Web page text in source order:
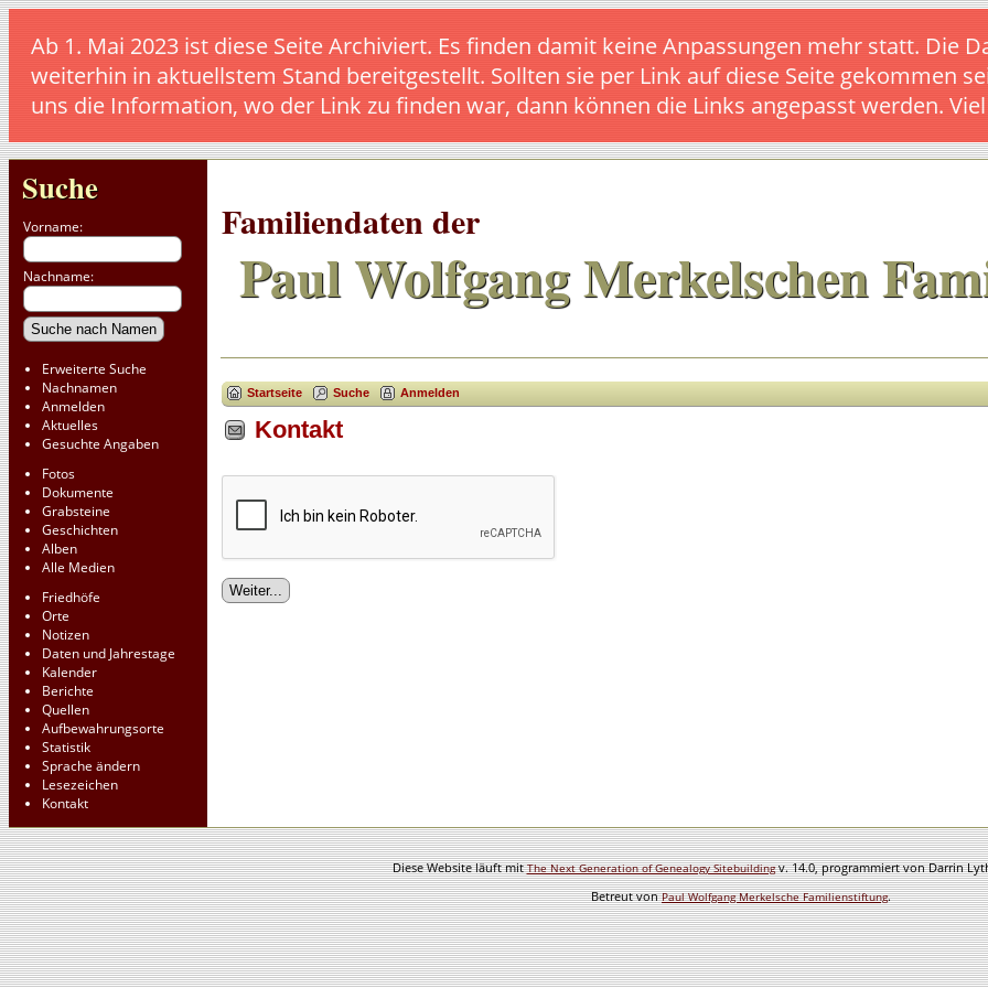
Ab 1. Mai 2023 ist diese Seite Archiviert. Es finden damit keine Anpassungen mehr statt. Die
weiterhin in aktuellstem Stand bereitgestellt. Sollten sie per Link auf diese Seite gekommen
uns die Information, wo der Link zu finden war, dann können die Links angepasst werden.
Suche
Vorname:
Nachname:
Erweiterte Suche
Nachnamen
Anmelden
Aktuelles
Gesuchte Angaben
Fotos
Dokumente
Grabsteine
Geschichten
Alben
Alle Medien
Friedhöfe
Orte
Notizen
Daten und Jahrestage
Kalender
Berichte
Quellen
Aufbewahrungsorte
Statistik
Sprache ändern
Lesezeichen
Kontakt
Familiendaten der
Paul Wolfgang Merkelschen
Startseite Suche Anmelden
Kontakt
Diese Website läuft mitThe Next Generation of Genealogy Sitebuildingv. 14.0, programmiert von Darrin
Betreut vonPaul Wolfgang Merkelsche Familienstiftung.